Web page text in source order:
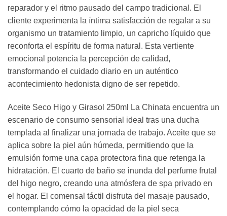
reparador y el ritmo pausado del campo tradicional. El
cliente experimenta la íntima satisfacción de regalar a su
organismo un tratamiento limpio, un capricho líquido que
reconforta el espíritu de forma natural. Esta vertiente
emocional potencia la percepción de calidad,
transformando el cuidado diario en un auténtico
acontecimiento hedonista digno de ser repetido.
Aceite Seco Higo y Girasol 250ml La Chinata encuentra un
escenario de consumo sensorial ideal tras una ducha
templada al finalizar una jornada de trabajo. Aceite que se
aplica sobre la piel aún húmeda, permitiendo que la
emulsión forme una capa protectora fina que retenga la
hidratación. El cuarto de baño se inunda del perfume frutal
del higo negro, creando una atmósfera de spa privado en
el hogar. El comensal táctil disfruta del masaje pausado,
contemplando cómo la opacidad de la piel seca